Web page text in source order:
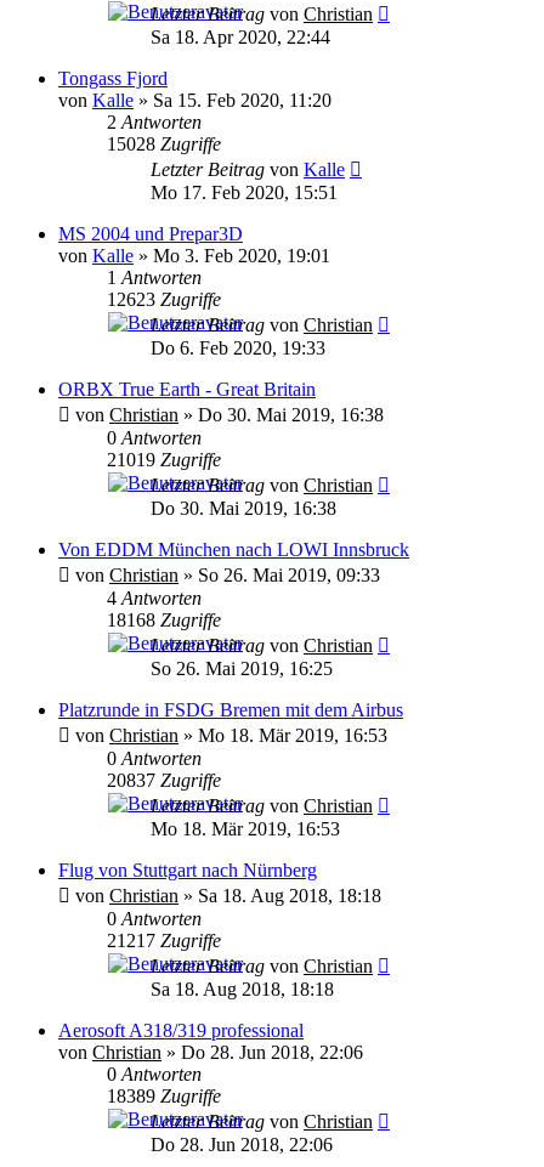
Letzter Beitrag von Christian
Sa 18. Apr 2020, 22:44
Tongass Fjord
von Kalle » Sa 15. Feb 2020, 11:20
2 Antworten
15028 Zugriffe
Letzter Beitrag von Kalle
Mo 17. Feb 2020, 15:51
MS 2004 und Prepar3D
von Kalle » Mo 3. Feb 2020, 19:01
1 Antworten
12623 Zugriffe
Letzter Beitrag von Christian
Do 6. Feb 2020, 19:33
ORBX True Earth - Great Britain
von Christian » Do 30. Mai 2019, 16:38
0 Antworten
21019 Zugriffe
Letzter Beitrag von Christian
Do 30. Mai 2019, 16:38
Von EDDM München nach LOWI Innsbruck
von Christian » So 26. Mai 2019, 09:33
4 Antworten
18168 Zugriffe
Letzter Beitrag von Christian
So 26. Mai 2019, 16:25
Platzrunde in FSDG Bremen mit dem Airbus
von Christian » Mo 18. Mär 2019, 16:53
0 Antworten
20837 Zugriffe
Letzter Beitrag von Christian
Mo 18. Mär 2019, 16:53
Flug von Stuttgart nach Nürnberg
von Christian » Sa 18. Aug 2018, 18:18
0 Antworten
21217 Zugriffe
Letzter Beitrag von Christian
Sa 18. Aug 2018, 18:18
Aerosoft A318/319 professional
von Christian » Do 28. Jun 2018, 22:06
0 Antworten
18389 Zugriffe
Letzter Beitrag von Christian
Do 28. Jun 2018, 22:06